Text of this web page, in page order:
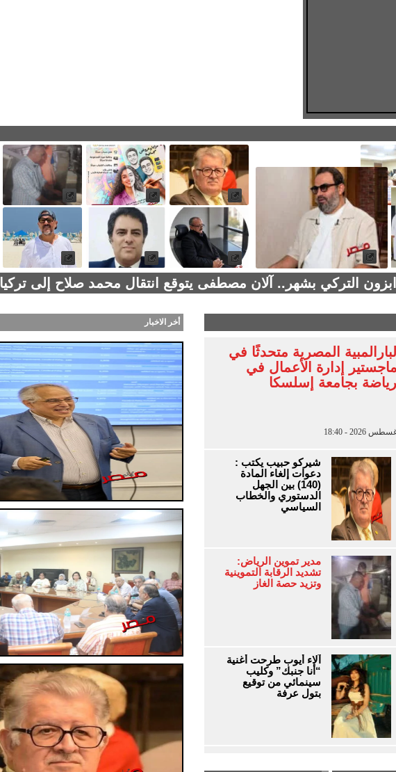
التركي بشهر.. آلان مصطفى يتوقع انتقال محمد صلاح إلى تركيا
المصرية متحدثًا في
إدارة الأعمال في
بجامعة إسلسكا
شيركو حبيب يكتب :
دعوات إلغاء المادة
(140) بين الجهل
الدستوري والخطاب
السياسي
مدير تموين الرياض:
تشديد الرقابة التموينية
وتزيد حصة الغاز
آلاء أيوب طرحت أغنية
“أنا جنبك” وكليب
سينمائي من توقيع
بتول عرفة
أخر الاخبار